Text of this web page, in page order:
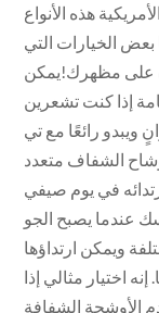
هذه الأنواع
بعض الخيارات التي
على مظهرك!يمكن
إذا كنت تشعرين
ويبدو رائعًا مع تي
الشفاف متعدد
في يوم صيفي
عندما يصبح الجو
ويمكن ارتداؤها
اختيار مثالي إذا
الأوشحة الشفافة